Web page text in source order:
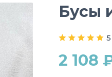
Бусы
5
2 108